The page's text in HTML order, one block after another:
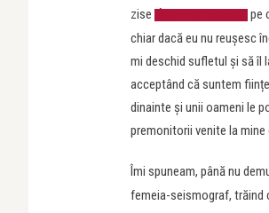
zise
pe
chiar dacă eu nu reușesc
mi deschid sufletul și să îl
acceptând că suntem
dinainte și unii oameni le
premonitorii venite la
Îmi spuneam, până nu
femeia-seismograf, trăind